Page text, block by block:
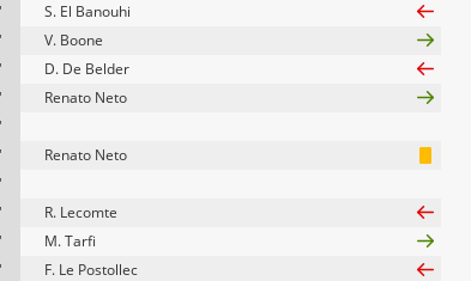
S. El Banouhi
V. Boone
D. De Belder
Renato Neto
Renato Neto
R. Lecomte
M. Tarfi
F. Le Postollec